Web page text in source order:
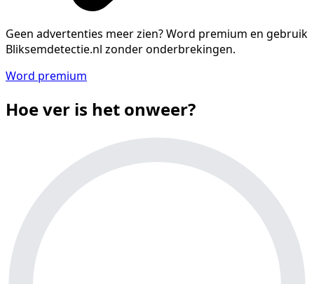
Geen advertenties meer zien?Word premium en gebruik
Bliksemdetectie.nl zonder onderbrekingen.
Word premium
Hoe ver is het onweer?